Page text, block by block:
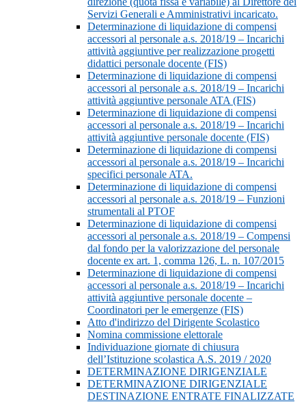
Servizi Generali e Amministrativi incaricato.
Determinazione di liquidazione di compensi
accessori al personale a.s. 2018/19 – Incarichi
attività aggiuntive per realizzazione progetti
didattici personale docente (FIS)
Determinazione di liquidazione di compensi
accessori al personale a.s. 2018/19 – Incarichi
attività aggiuntive personale ATA (FIS)
Determinazione di liquidazione di compensi
accessori al personale a.s. 2018/19 – Incarichi
attività aggiuntive personale docente (FIS)
Determinazione di liquidazione di compensi
accessori al personale a.s. 2018/19 – Incarichi
specifici personale ATA.
Determinazione di liquidazione di compensi
accessori al personale a.s. 2018/19 – Funzioni
strumentali al PTOF
Determinazione di liquidazione di compensi
accessori al personale a.s. 2018/19 – Compensi
dal fondo per la valorizzazione del personale
docente ex art. 1, comma 126, L. n. 107/2015
Determinazione di liquidazione di compensi
accessori al personale a.s. 2018/19 – Incarichi
attività aggiuntive personale docente –
Coordinatori per le emergenze (FIS)
Atto d'indirizzo del Dirigente Scolastico
Nomina commissione elettorale
Individuazione giornate di chiusura
dell’Istituzione scolastica A.S. 2019 / 2020
DETERMINAZIONE DIRIGENZIALE
DETERMINAZIONE DIRIGENZIALE
DESTINAZIONE ENTRATE FINALIZZATE